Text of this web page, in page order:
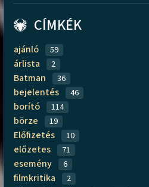
CÍMKÉK
ajánló 59
árlista 2
Batman 36
bejelentés 46
borító 114
börze 19
Előfizetés 10
előzetes 71
esemény 6
filmkritika 2